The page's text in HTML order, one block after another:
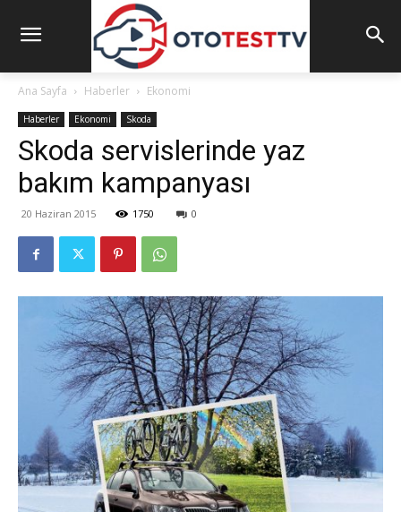
Ana Sayfa Haberler Ekonomi
Haberler Ekonomi Skoda
Skoda servislerinde yaz
bakım kampanyası
20 Haziran 2015 1750 0